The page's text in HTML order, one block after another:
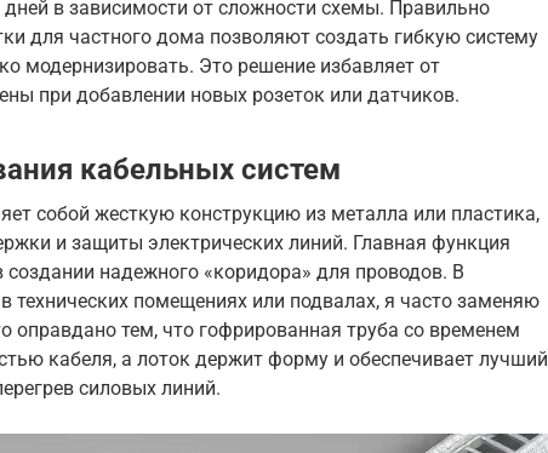
в зависимости от сложности схемы. Правильно
для частного дома позволяют создать гибкую систему
модернизировать. Это решение избавляет от
при добавлении новых розеток или датчиков.
кабельных систем
собой жесткую конструкцию из металла или пластика,
и защиты электрических линий. Главная функция
создании надежного «коридора» для проводов. В
технических помещениях или подвалах, я часто заменяю
оправдано тем, что гофрированная труба со временем
кабеля, а лоток держит форму и обеспечивает лучший
силовых линий.